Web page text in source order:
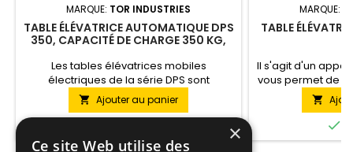
MARQUE: TOR INDUSTRIES
TABLE ÉLÉVATRICE AUTOMATIQUE DPS
350, CAPACITÉ DE CHARGE 350 KG,
Les tables élévatrices mobiles
électriques de la série DPS sont
destinées à être utilisées dans des
installations industrielles, détenir des
certificats et répondre à toutes les
exigences.
 Ajouter au panier
MARQUE:
TABLE
Il s'agit d'un
vous permet de
des charges
étagère, d'une
véhicule.
gamme


×
Ce site Web utilise des